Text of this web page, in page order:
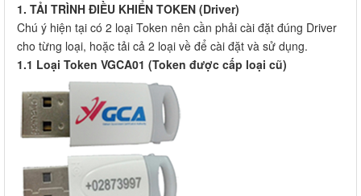
1. TẢI TRÌNH ĐIỀU KHIỂN TOKEN (Driver)
Chú ý hiện tại có 2 loại Token nên cần phải cài đặt đúng Driver
cho từng loại, hoặc tải cả 2 loại về để cài đặt và sử dụng.
1.1 Loại Token VGCA01 (Token được cấp loại cũ)